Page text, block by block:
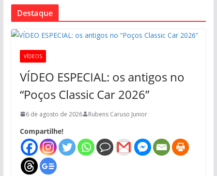
Destaque
VÍDEOS
VÍDEO ESPECIAL: os antigos no
“Poços Classic Car 2026”
6 de agosto de 2026 Rubens Caruso Junior
Compartilhe!